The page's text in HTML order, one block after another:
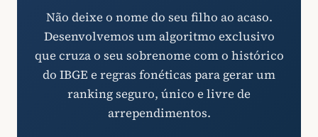
Não deixe o nome do seu filho ao acaso.
Desenvolvemos um algoritmo exclusivo
que cruza o seu sobrenome com o histórico
do IBGE e regras fonéticas para gerar um
ranking seguro, único e livre de
arrependimentos.